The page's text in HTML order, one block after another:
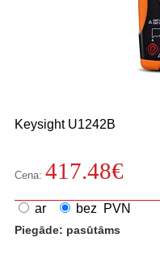
Keysight U1242B
Cena: 417.48€
ar bez PVN
Piegāde: pasūtāms